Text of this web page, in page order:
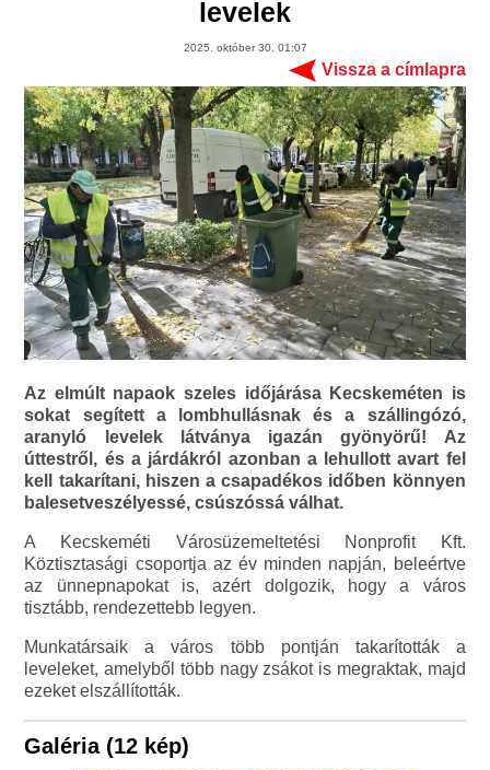
levelek
2025. október 30. 01:07
Vissza a címlapra
Az elmúlt napaok szeles időjárása Kecskeméten is
sokat segített a lombhullásnak és a szállingózó,
aranyló levelek látványa igazán gyönyörű! Az
úttestről, és a járdákról azonban a lehullott avart fel
kell takarítani, hiszen a csapadékos időben könnyen
balesetveszélyessé, csúszóssá válhat.
A Kecskeméti Városüzemeltetési Nonprofit Kft.
Köztisztasági csoportja az év minden napján, beleértve
az ünnepnapokat is, azért dolgozik, hogy a város
tisztább, rendezettebb legyen.
Munkatársaik a város több pontján takarították a
leveleket, amelyből több nagy zsákot is megraktak, majd
ezeket elszállították.
Galéria (12 kép)